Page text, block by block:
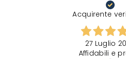
Acquirente
27 Luglio
Affidabili e